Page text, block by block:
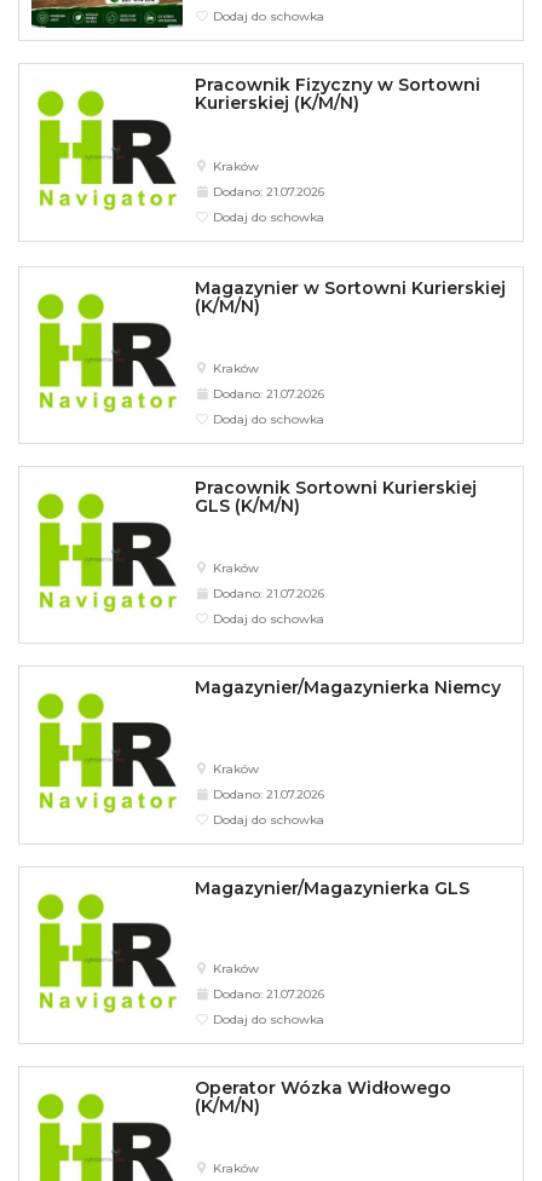
Dodaj do schowka
Pracownik Fizyczny w Sortowni
Kurierskiej (K/M/N)
Kraków
Dodano: 21.07.2026
Dodaj do schowka
Magazynier w Sortowni Kurierskiej
(K/M/N)
Kraków
Dodano: 21.07.2026
Dodaj do schowka
Pracownik Sortowni Kurierskiej
GLS (K/M/N)
Kraków
Dodano: 21.07.2026
Dodaj do schowka
Magazynier/Magazynierka Niemcy
Kraków
Dodano: 21.07.2026
Dodaj do schowka
Magazynier/Magazynierka GLS
Kraków
Dodano: 21.07.2026
Dodaj do schowka
Operator Wózka Widłowego
(K/M/N)
Kraków